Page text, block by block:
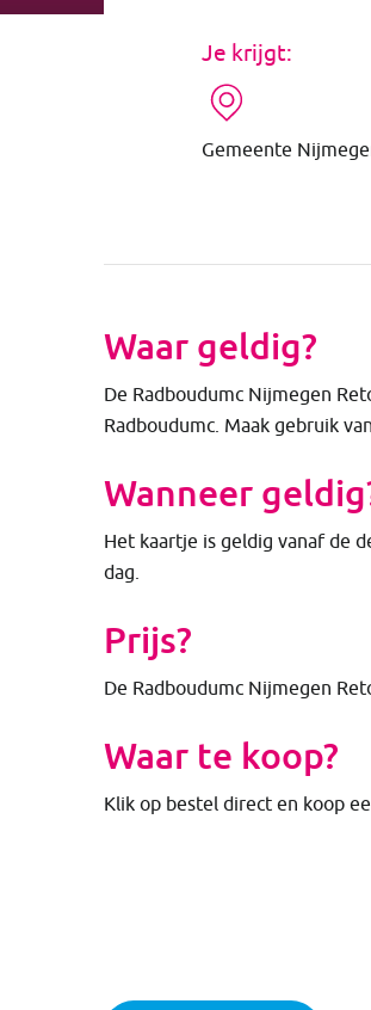
Je krijgt:
Gemeente
Waar geldig?
De Radboudumc Nijmegen
Radboudumc. Maak gebruik
Wanneer
Het kaartje is geldig vanaf de
dag.
Prijs?
De Radboudumc Nijmegen
Waar te koop?
Klik op bestel direct en koop